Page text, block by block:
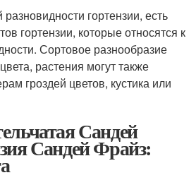
гортензии, есть
гортензии, которые относятся к
Сортовое разнообразие
растения могут также
гроздей цветов, кустика или
Сандей
Сандей Фрайз: